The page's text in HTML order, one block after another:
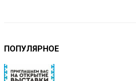
ПОПУЛЯРНОЕ